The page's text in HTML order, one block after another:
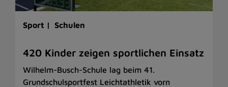
Sport | Schulen
420 Kinder zeigen sportlichen Einsatz
Wilhelm-Busch-Schule lag beim 41.
Grundschulsportfest Leichtathletik vorn